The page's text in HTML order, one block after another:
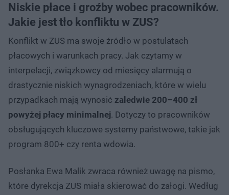
Niskie płace i groźby wobec pracowników.
Jakie jest tło konfliktu w ZUS?
Konflikt w ZUS ma swoje źródło w postulatach
płacowych i warunkach pracy. Jak czytamy w
interpelacji, związkowcy od miesięcy alarmują o
drastycznie niskich wynagrodzeniach, które w wielu
przypadkach mają wynosić zaledwie 200–400 zł
powyżej płacy minimalnej. Dotyczy to pracowników
obsługujących kluczowe systemy państwowe, takie jak
program 800+ czy renta wdowia.
Posłanka Ewa Malik zwraca również uwagę na pismo,
które dyrekcja ZUS miała skierować do załogi. Według